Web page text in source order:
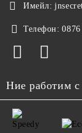
Имейл:
Телефон:
Ние работим с